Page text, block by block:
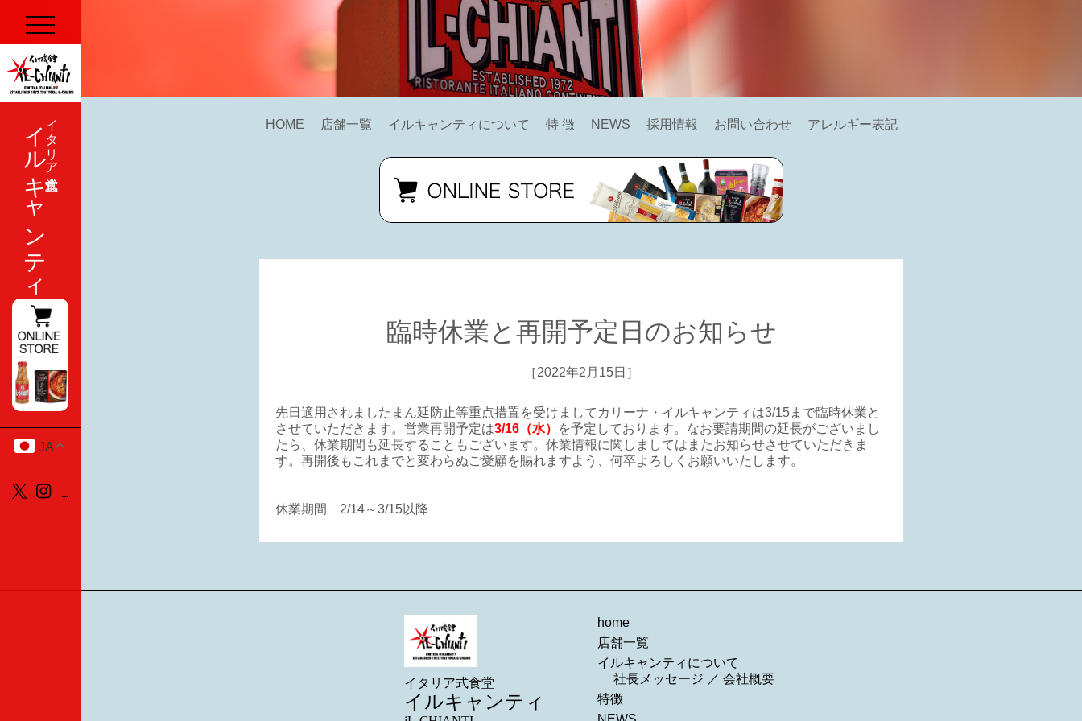
イタリア式食堂
イルキャンティ
JA
HOME 店舗一覧 イルキャンティについて 特 徴 NEWS 採用情報 お問い合わせ アレルギー表記
臨時休業と再開予定日のお知らせ
［2022年2月15日］
先日適用されましたまん延防止等重点措置を受けましてカリーナ・イルキャンティは3/15まで臨時休業と
させていただきます。営業再開予定は3/16（水）
を予定しております。なお要請期間の延長がございまし
たら、休業期間も延長することもございます。休業情報に関しましてはまたお知らせさせていただきま
す。再開後もこれまでと変わらぬご愛顧を賜れますよう、何卒よろしくお願いいたします。
休業期間 2/14～3/15以降
イタリア式食堂
イルキャンティ
home
店舗一覧
イルキャンティについて
社長メッセージ ／ 会社概要
特徴